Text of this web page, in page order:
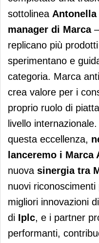
sottolinea
manager di Marca
replicano più
sperimentano e
categoria. Marca
crea valore per i
proprio ruolo di
livello
questa eccellenza,
lanceremo i Marca
nuova sinergia tra
nuovi
migliori innovazioni
di Iplc, e i partner
performanti,